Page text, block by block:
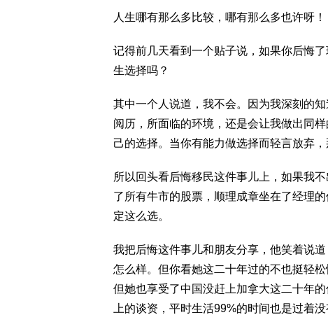
人生哪有那么多比较，哪有那么多也许呀！
记得前几天看到一个贴子说，如果你后悔
生选择吗？
其中一个人说道，我不会。因为我深刻的
阅历，所面临的环境，还是会让我做出同
己的选择。当你有能力做选择而轻言放弃，
所以回头看后悔移民这件事儿上，如果我
了所有牛市的股票，顺理成章坐在了经理
定这么选。
我把后悔这件事儿和朋友分享，他笑着说
怎么样。但你看她这二十年过的不也挺轻
但她也享受了中国没赶上加拿大这二十年
上的谈资，平时生活99%的时间也是过着